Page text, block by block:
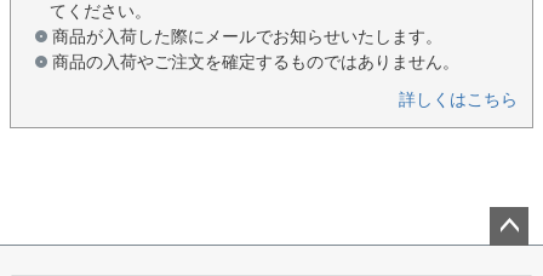
てください。
商品が入荷した際にメールでお知らせいたします。
商品の入荷やご注文を確定するものではありません。
詳しくはこちら